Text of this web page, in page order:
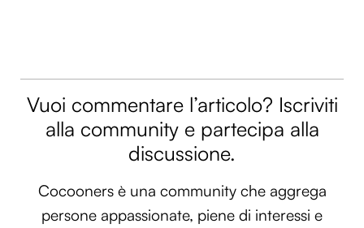
Vuoi commentare l’articolo? Iscriviti
alla community e partecipa alla
discussione.
Cocooners è una community che aggrega
persone appassionate, piene di interessi e